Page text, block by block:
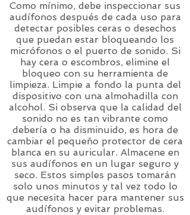
Como mínimo, debe inspeccionar sus
audífonos después de cada uso para
detectar posibles ceras o desechos
que puedan estar bloqueando los
micrófonos o el puerto de sonido. Si
hay cera o escombros, elimine el
bloqueo con su herramienta de
limpieza. Limpie a fondo la punta del
dispositivo con una almohadilla con
alcohol. Si observa que la calidad del
sonido no es tan vibrante como
debería o ha disminuido, es hora de
cambiar el pequeño protector de cera
blanca en su auricular. Almacene en
sus audífonos en un lugar seguro y
seco. Estos simples pasos tomarán
solo unos minutos y tal vez todo lo
que necesita hacer para mantener sus
audífonos y evitar problemas.